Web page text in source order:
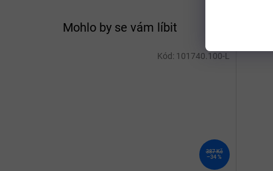
Mohlo by se vám líbit
387 Kč
–34 %
Kód: 101740.100-L